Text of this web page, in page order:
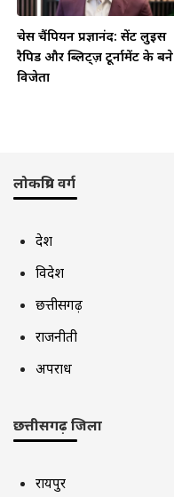
चेस चैंपियन प्रज्ञानंद: सेंट लुइस
रैपिड और ब्लिट्ज़ टूर्नामेंट के बने
विजेता
लोकप्रिय वर्ग
देश
विदेश
छत्तीसगढ़
राजनीती
अपराध
छत्तीसगढ़ जिला
रायपुर